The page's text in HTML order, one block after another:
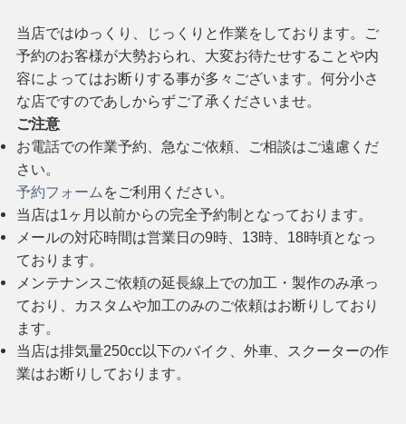
当店ではゆっくり、じっくりと作業をしております。ご
予約のお客様が大勢おられ、大変お待たせすることや内
容によってはお断りする事が多々ございます。何分小さ
な店ですのであしからずご了承くださいませ。
ご注意
お電話での作業予約、急なご依頼、ご相談はご遠慮くだ
さい。
予約フォーム をご利用ください。
当店は1ヶ月以前からの完全予約制となっております。
メールの対応時間は営業日の9時、13時、18時頃となっ
ております。
メンテナンスご依頼の延長線上での加工・製作のみ承っ
ており、カスタムや加工のみのご依頼はお断りしており
ます。
当店は排気量250cc以下のバイク、外車、スクーターの作
業はお断りしております。